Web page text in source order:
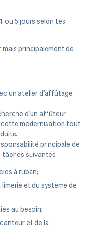
ou 5 jours selon tes
principalement de
un atelier d’affûtage
d’un affûteur
cette modernisation tout
principale de
tâches suivantes
à ruban;
et du système de
au besoin;
et de la